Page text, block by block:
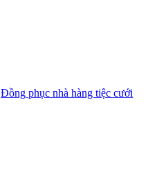
Đồng phục nhà hàng tiệc cưới